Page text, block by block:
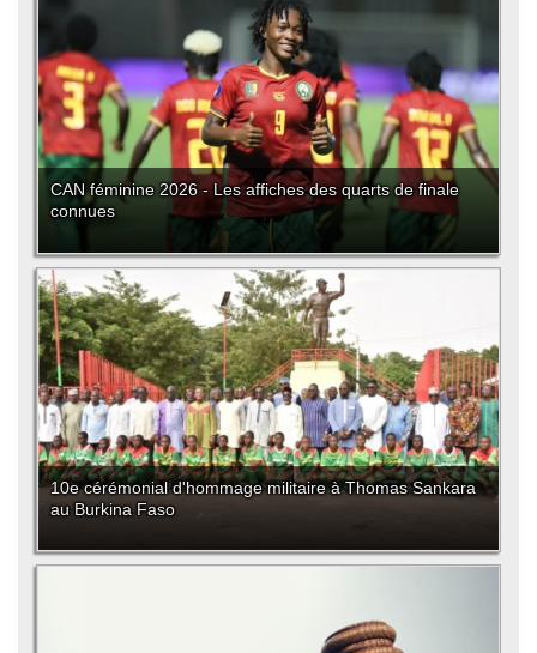
CAN féminine 2026 - Les affiches des quarts de finale
connues
10e cérémonial d'hommage militaire à Thomas Sankara
au Burkina Faso